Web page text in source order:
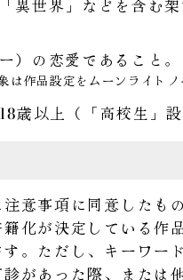
異世界」などを含む
）の恋愛であること。
作品設定をムーンライト
歳以上（「高校生」
意事項に同意したも
化が決定している作
。ただし、キーワー
があった際、また